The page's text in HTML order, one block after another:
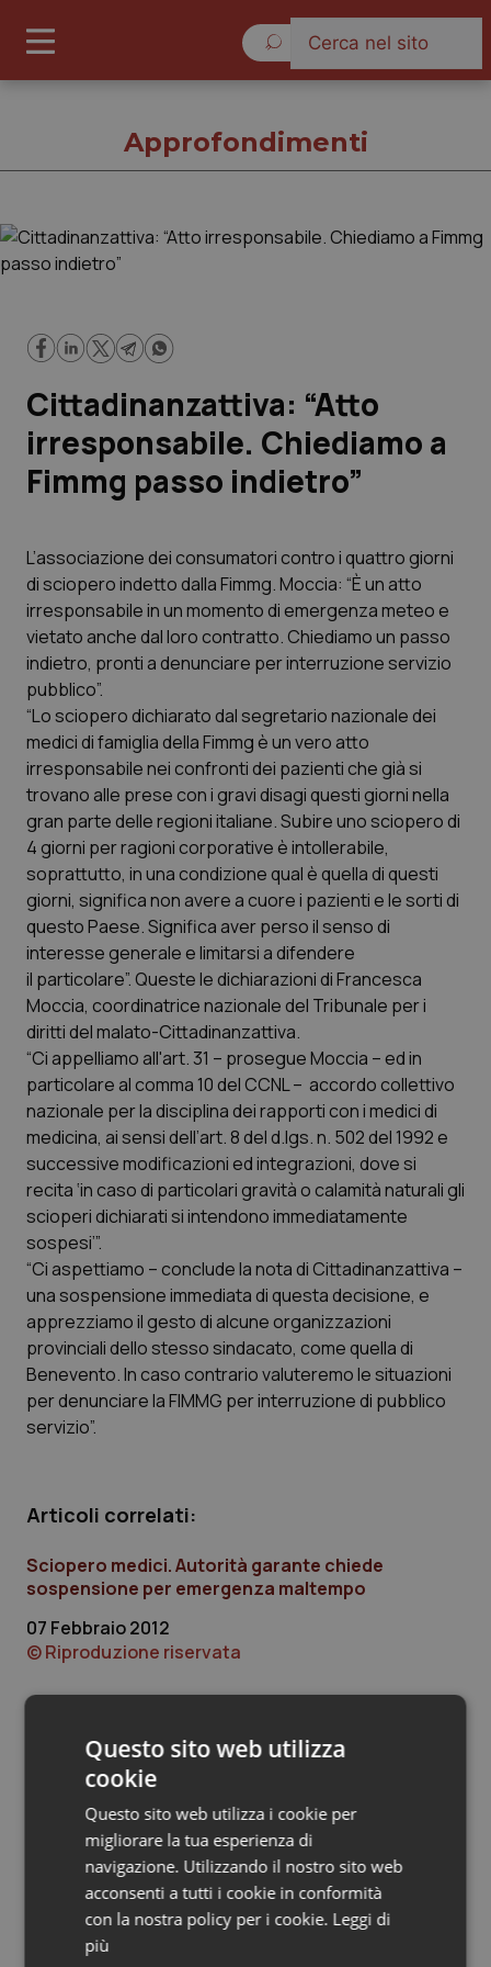
Governo e Parlamento
Regioni e Asl
Lavoro e Professioni
Studi e Analisi
Lettere al direttore
Edizioni Regionali
QS Pro
Professionisti Sanitari.AI
Abruzzo
Basilicata
Calabria
Campania
Emilia-Romagna
Friuli Venezia Giulia
Lazio
Liguria
Lombardia
Marche
Piemonte
Provincia Autonoma di Bolzano
Provincia Autonoma di Trento
Sardegna
Toscana
Umbria
QS Pro Gold
Artrite & artrosi
Asma & BPCO
Car-T
Colesterolo & coronaropatie
Dermatite Atopica
Diabete & glucometri
Disturbi dell’umore
Dolore
Donna & Salute
HIV
Infezioni & Febbre
Ipertensione & Scompenso
Malattia di Crohn & Rettocolite Ulcerosa
Obesità
Oftalmologia
QS Club Newsletter
Approfondimenti
Cittadinanzattiva: “Atto
irresponsabile. Chiediamo a
Fimmg passo indietro”
L’associazione dei consumatori contro i quattro giorni
di sciopero indetto dalla Fimmg. Moccia: “È un atto
irresponsabile in un momento di emergenza meteo e
vietato anche dal loro contratto. Chiediamo un passo
indietro, pronti a denunciare per interruzione servizio
pubblico”.
“Lo sciopero dichiarato dal segretario nazionale dei
medici di famiglia della Fimmg è un vero atto
irresponsabile nei confronti dei pazienti che già si
trovano alle prese con i gravi disagi questi giorni nella
gran parte delle regioni italiane. Subire uno sciopero di
4 giorni per ragioni corporative è intollerabile,
soprattutto, in una condizione qual è quella di questi
giorni, significa non avere a cuore i pazienti e le sorti di
questo Paese. Significa aver perso il senso di
interesse generale e limitarsi a difendere
il particolare”. Queste le dichiarazioni di Francesca
Moccia, coordinatrice nazionale del Tribunale per i
diritti del malato-Cittadinanzattiva.
“Ci appelliamo all'art. 31 – prosegue Moccia – ed in
particolare al comma 10 del CCNL – accordo collettivo
nazionale per la disciplina dei rapporti con i medici di
medicina, ai sensi dell’art. 8 del d.lgs. n. 502 del 1992 e
successive modificazioni ed integrazioni, dove si
recita ‘in caso di particolari gravità o calamità naturali gli
scioperi dichiarati si intendono immediatamente
sospesi’”.
“Ci aspettiamo – conclude la nota di Cittadinanzattiva –
una sospensione immediata di questa decisione, e
apprezziamo il gesto di alcune organizzazioni
provinciali dello stesso sindacato, come quella di
Benevento. In caso contrario valuteremo le situazioni
per denunciare la FIMMG per interruzione di pubblico
servizio”.
Articoli correlati:
Sciopero medici. Autorità garante chiede
sospensione per emergenza maltempo
07 Febbraio 2012
© Riproduzione riservata
Ultime analisi e review da QS Pro
Gold
Cloud sanitario: infrastrutture,
compliance, GDPR e Risk management
Questo sito web utilizza
cookie
Questo sito web utilizza i cookie per
migliorare la tua esperienza di
navigazione. Utilizzando il nostro sito web
acconsenti a tutti i cookie in conformità
con la nostra policy per i cookie. Leggi di
più